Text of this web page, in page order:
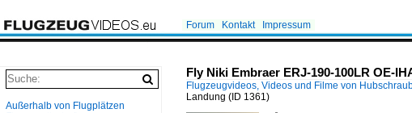
Forum Kontakt Impressum
Fly Niki Embraer ERJ-190-100LR OE-
Flugzeugvideos, Videos und Filme von
Landung (ID 1361)
Außerhalb von Flugplätzen